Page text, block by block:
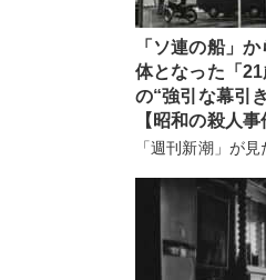
「ソ連の船」
体となった「
の“強引な幕引
【昭和の殺人事
「週刊新潮」が